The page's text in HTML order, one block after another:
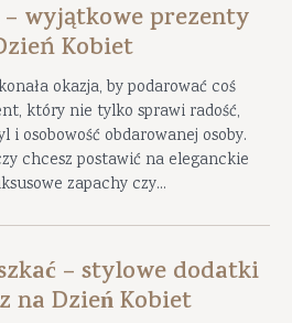
wyjątkowe prezenty
Kobiet
okazja, by podarować coś
który nie tylko sprawi radość,
i osobowość obdarowanej osoby.
chcesz postawić na eleganckie
zapachy czy...
– stylowe dodatki
na Dzień Kobiet